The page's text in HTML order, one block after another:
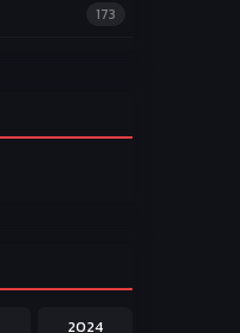
173
60
2024